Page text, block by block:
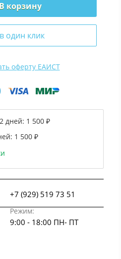
В корзину
один клик
оферту ЕАИСТ
дней: 1 500 ₽
1 500 ₽
+7 (929) 519 73 51
Режим:
9:00 - 18:00 ПН- ПТ